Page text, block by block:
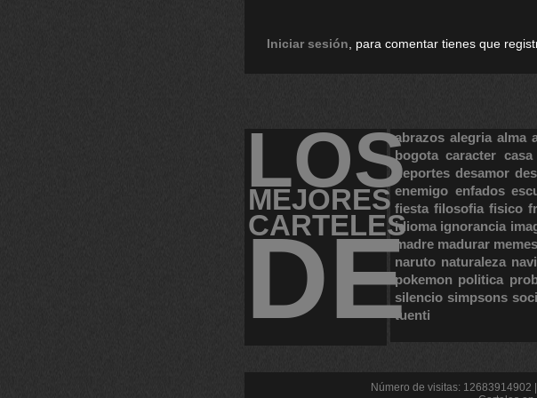
Iniciar sesión , para comentar tienes que
LOS
MEJORES
CARTELES
DE
abrazos alegria alma
bogota caracter casa
deportes desamor
enemigo enfados
fiesta filosofia fisico
idioma ignorancia
madre madurar memes
naruto naturaleza
pokemon politica
silencio simpsons
tuenti
Número de visitas: 12683914902